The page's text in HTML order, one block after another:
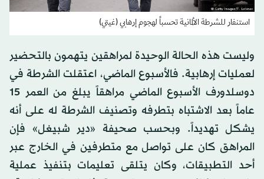
استنفار للشرطة الألمانية تحسباً لهجوم إرهابي (غيتي)
وليست هذه الحالة الوحيدة لمراهقين يتهمون بالتحضير
لعمليات إرهابية. فالأسبوع الماضي، اعتقلت الشرطة في
دوسلدورف الأسبوع الماضي مراهقاً يبلغ من العمر 15
عاماً بعد الاشتباه بتطرفه وتصنيف الشرطة له على أنه
يشكل تهديداً. وبحسب صحيفة «دير شبيغل» فإن
المراهق كان على تواصل مع متطرفين في الخارج عبر
أحد التطبيقات، وكان يتلقى تعليمات بتنفيذ عملية